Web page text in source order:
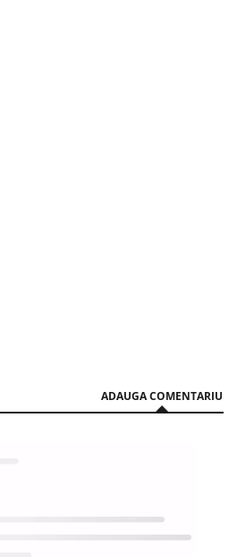
ADAUGA COMENTARIU